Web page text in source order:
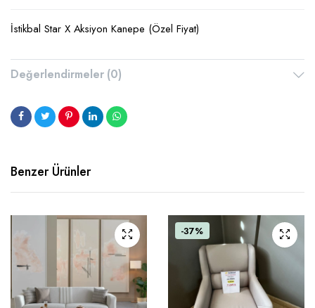
İstikbal Star X Aksiyon Kanepe (Özel Fiyat)
Değerlendirmeler (0)
Benzer Ürünler
-37%